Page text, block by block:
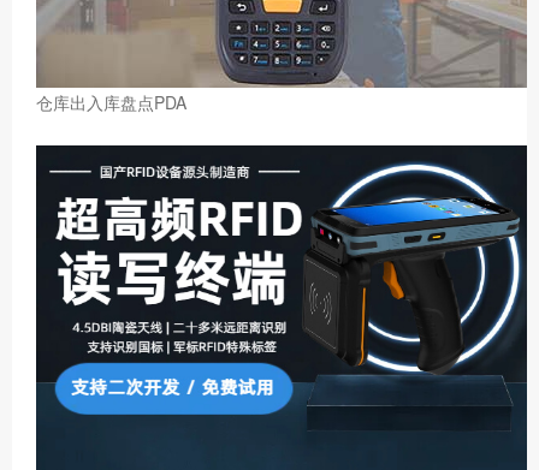
仓库出入库盘点PDA